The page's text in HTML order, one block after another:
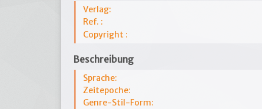
Verlag:
Ref. :
Copyright :
Beschreibung
Sprache:
Zeitepoche:
Genre-Stil-Form: